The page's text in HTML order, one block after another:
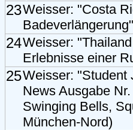
23Weisser: "Costa
24Weisser:
Erlebnisse einer
25Weisser: "Student
News Ausgabe
Swinging Bells,
München-Nord)